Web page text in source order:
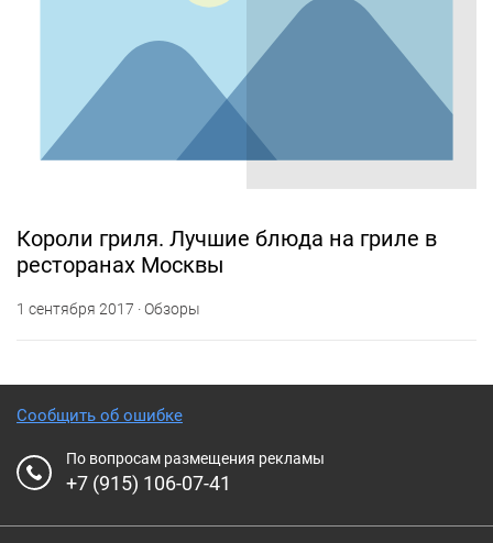
Короли гриля. Лучшие блюда на гриле в
ресторанах Москвы
1 сентября 2017 · Обзоры
Сообщить об ошибке
По вопросам размещения рекламы
+7 (915) 106-07-41